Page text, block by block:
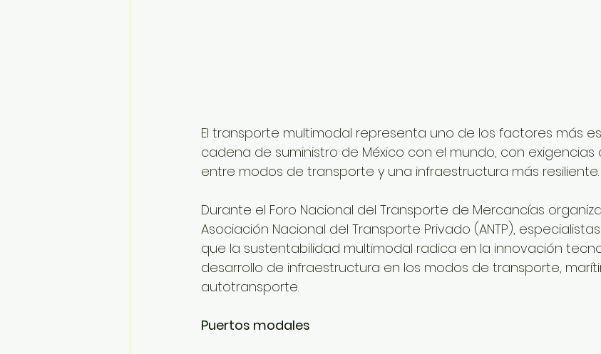
El transporte multimodal representa uno de los factores más
cadena de suministro de México con el mundo, con
entre modos de transporte y una infraestructura más resiliente.
Durante el Foro Nacional del Transporte de Mercancías
Asociación Nacional del Transporte Privado (ANTP),
que la sustentabilidad multimodal radica en la innovación
desarrollo de infraestructura en los modos de transporte,
autotransporte.
Puertos modales